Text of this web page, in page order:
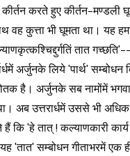
करते हुए कीर्तन-मण्डली
वह कुत्ता भी घूमता था। यह
तात
अर्जुनके लिये 'पार्थ' सम्बोधन
है। अर्जुनके सब नामोंमें
अब उत्तरार्धमें उससे भी अधिक
कि 'हे तात् ! कल्याणकारी
'तात' सम्बोधन गीताभरमें एक